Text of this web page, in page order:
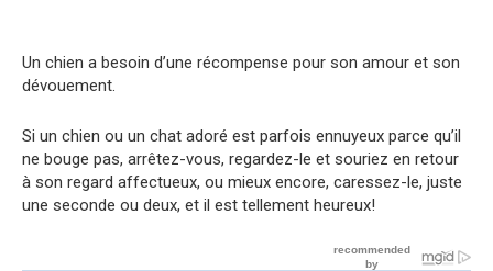
Un chien a besoin d’une récompense pour son amour et son
dévouement.
Si un chien ou un chat adoré est parfois ennuyeux parce qu’il
ne bouge pas, arrêtez-vous, regardez-le et souriez en retour
à son regard affectueux, ou mieux encore, caressez-le, juste
une seconde ou deux, et il est tellement heureux!